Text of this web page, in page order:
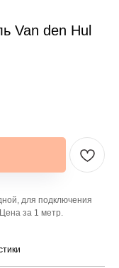
Van den Hul
для подключения
за 1 метр.